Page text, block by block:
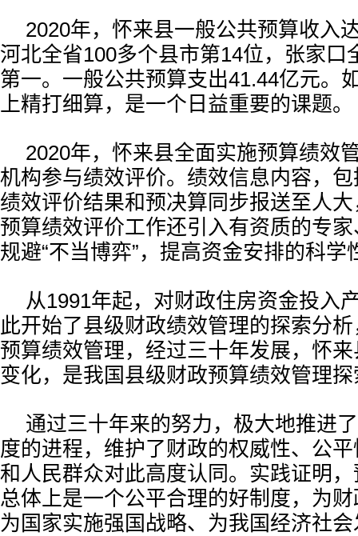
2020年，怀来县一般公共预算收入
河北全省100多个县市第14位，张家口
第一。一般公共预算支出41.44亿元。
上精打细算，是一个日益重要的课题。
2020年，怀来县全面实施预算绩效
机构参与绩效评价。绩效信息内容，
绩效评价结果和预决算同步报送至人
预算绩效评价工作还引入有资质的专
规避“不当博弈”，提高资金安排的科学
从1991年起，对财政住房资金投入
此开始了县级财政绩效管理的探索分
预算绩效管理，经过三十年发展，怀
变化，是我国县级财政预算绩效管理
通过三十年来的努力，极大地推进
度的进程，维护了财政的权威性、公
和人民群众对此高度认同。实践证明
总体上是一个公平合理的好制度，为
为国家实施强国战略、为我国经济社